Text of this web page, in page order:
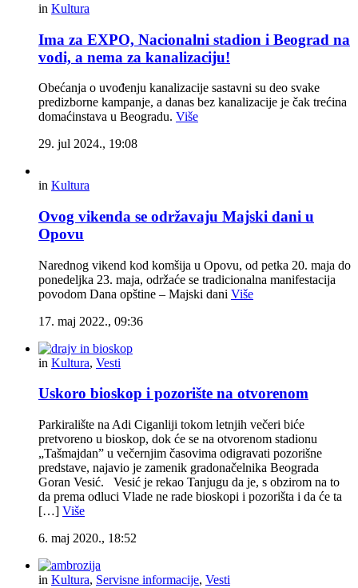
in Kultura
Ima za EXPO, Nacionalni stadion i Beograd na
vodi, a nema za kanalizaciju!
Obećanja o uvođenju kanalizacije sastavni su deo svake
predizborne kampanje, a danas bez kanalizacije je čak trećina
domaćinstava u Beogradu. Više
29. jul 2024., 19:08
in Kultura
Ovog vikenda se održavaju Majski dani u
Opovu
Narednog vikend kod komšija u Opovu, od petka 20. maja do
ponedeljka 23. maja, održaće se tradicionalna manifestacija
povodom Dana opštine – Majski dani Više
17. maj 2022., 09:36
in Kultura, Vesti
Uskoro bioskop i pozorište na otvorenom
Parkiralište na Adi Ciganliji tokom letnjih večeri biće
pretvoreno u bioskop, dok će se na otvorenom stadionu
„Tašmajdan” u večernjim časovima odigravati pozorišne
predstave, najavio je zamenik gradonačelnika Beograda
Goran Vesić. Vesić je rekao Tanjugu da je, s obzirom na to
da prema odluci Vlade ne rade bioskopi i pozorišta i da će ta
[…] Više
6. maj 2020., 18:52
in Kultura, Servisne informacije, Vesti